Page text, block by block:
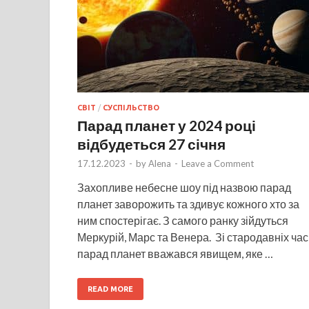
СВІТ / СУСПІЛЬСТВО
Парад планет у 2024 році
відбудеться 27 січня
17.12.2023 - byAlena - Leave a Comment
Захопливе небесне шоу під назвою парад
планет заворожить та здивує кожного хто за
ним спостерігає. З самого ранку зійдуться
Меркурій, Марс та Венера. Зі стародавніх
парад планет вважався явищем, яке …
READ MORE